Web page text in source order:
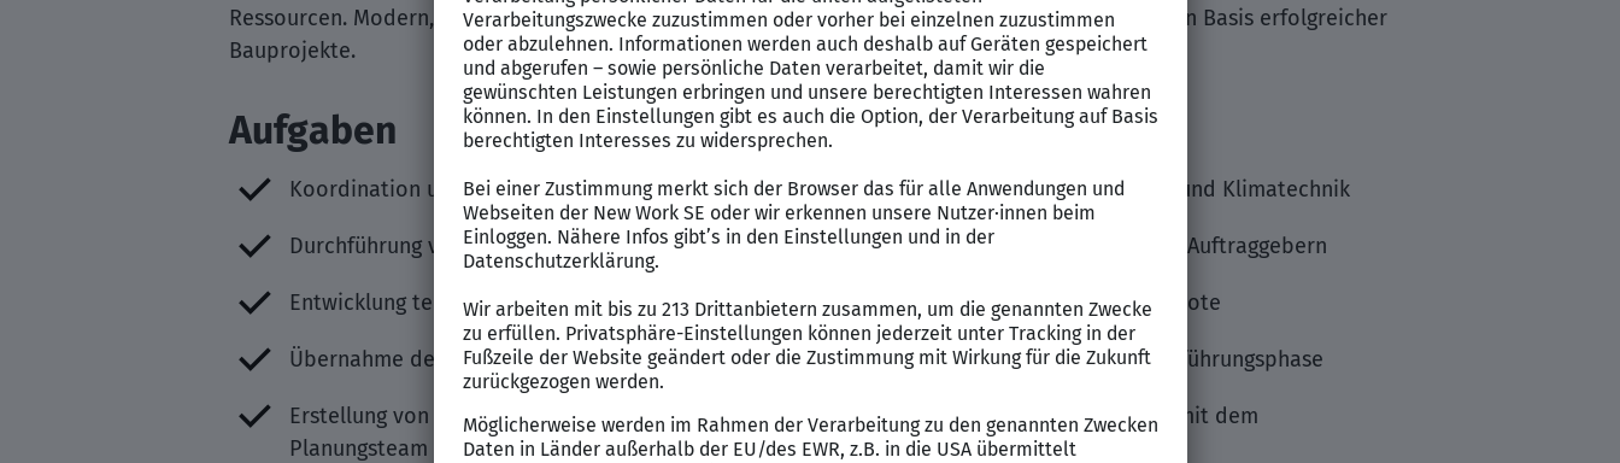
Ressourcen. Modern, lösungsorientiert und stets nah am Kunden: So wird Technik zur intelligenten Basis erfolgreicher
Bauprojekte.
Aufgaben
Koordination und Betreuung sämtlicher Gewerke im Bereich Heizungs-, Lüftungs-, Sanitär- und Klimatechnik
Durchführung von Verhandlungs- und Abstimmungsgesprächen mit Nachunternehmern und Auftraggebern
Entwicklung technischer Konzepte sowie Ausarbeitung maßgeschneiderter Beratungsangebote
Übernahme der Bauleitung und verantwortungsvolle Objektüberwachung während der Ausführungsphase
Erstellung von Planungsunterlagen und Leistungsverzeichnissen in enger Zusammenarbeit mit dem
Planungsteam